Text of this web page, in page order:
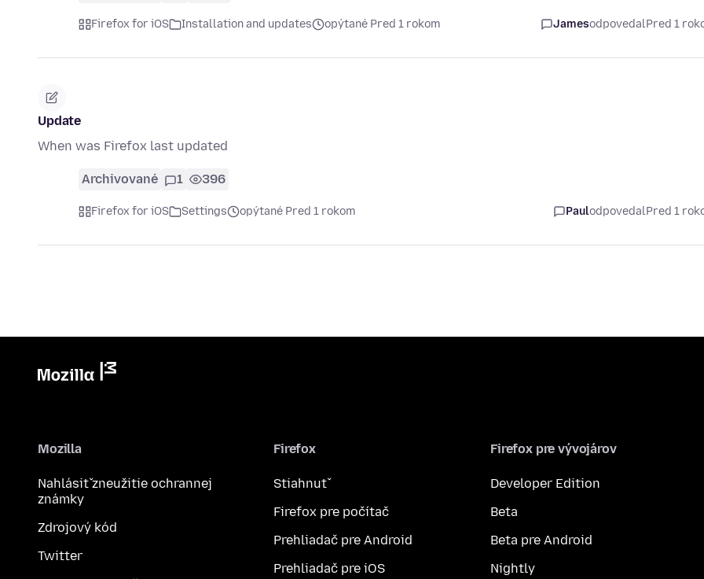
Firefox for iOS Installation and updates opýtané Pred 1 rokom JamesodpovedalPred 1
Update
When was Firefox last updated
Archivované 1 396
Firefox for iOS Settings opýtané Pred 1 rokom PaulodpovedalPred 1
Mozilla
Nahlásiť zneužitie ochrannej
známky
Zdrojový kód
Twitter
Firefox
Stiahnuť
Firefox pre počítač
Prehliadač pre Android
Prehliadač pre iOS
Firefox pre vývojárov
Developer Edition
Beta
Beta pre Android
Nightly